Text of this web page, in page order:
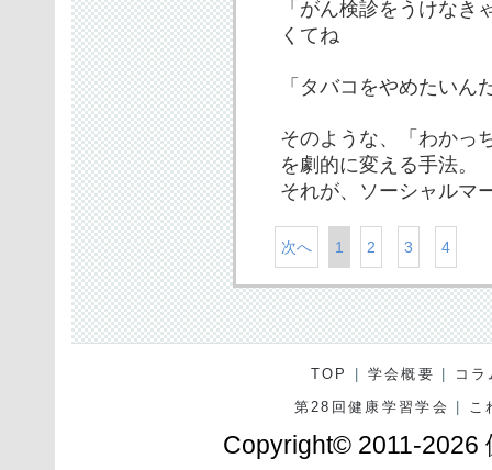
「がん検診をうけな
くてね
「タバコをやめたい
そのような、「わかっ
を劇的に変える手法。
それが、ソーシャルマ
次へ 1 2 3 4
TOP 学会概要
コラ
第28回健康学習学会
こ
Copyright© 2011-2026